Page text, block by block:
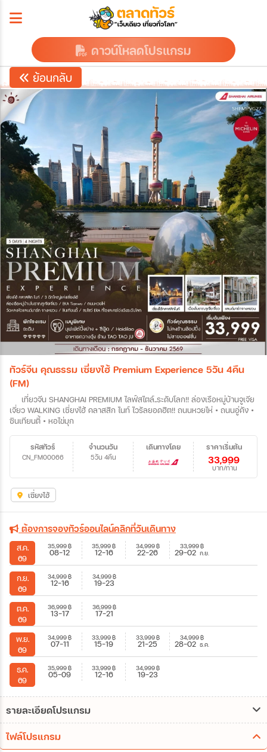
ดาวน์โหลดโปรแกรม
ย้อนกลับ
ทัวร์จีน คุณธรรม เซี่ยงไฮ้ Premium Experience 5วัน 4คืน
(FM)
เที่ยวจีน SHANGHAI PREMIUM ไลฟ์สไตล์..ระดับโลก!! ล่องเรือหมู่บ้านจูเจีย
เจี่ยว WALKING เซี่ยงไฮ้ คลาสสิก ไนท์ ไวรัลยอดฮิต!! ถนนหวยไห่ • ถนนอู่คัง •
ซินเทียนตี้ • หอไข่มุก
รหัสทัวร์
CN_FM00066
จำนวนวัน
5วัน 4คืน
ราคาเริ่มต้น
33,999
บาท/ท่าน
เดินทางโดย
เซี่ยงไฮ้
ต้องการจองทัวร์ออนไลน์คลิกที่วันเดินทาง
ส.ค.
69
35,999฿
08-12
35,999฿
12-16
34,999฿
22-26
33,999฿
29-02 ก.ย.
ก.ย.
69
34,999฿
12-16
34,999฿
19-23
ต.ค.
69
36,999฿
13-17
36,999฿
17-21
พ.ย.
69
34,999฿
07-11
33,999฿
15-19
33,999฿
21-25
34,999฿
28-02 ธ.ค.
ธ.ค.
69
35,999฿
05-09
33,999฿
12-16
34,999฿
19-23
รายละเอียดโปรแกรม
ไฟล์โปรแกรม